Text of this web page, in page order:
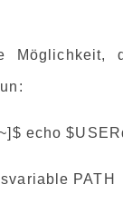
Möglichkeit,
echo
PATH